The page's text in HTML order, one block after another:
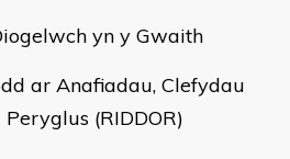
yn y Gwaith
ar Anafiadau, Clefydau
(RIDDOR)